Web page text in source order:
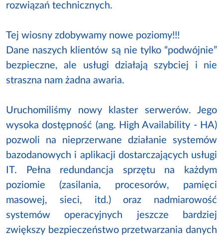
rozwiązań technicznych.
Tej wiosny zdobywamy nowe poziomy!!!
Dane naszych klientów są nie tylko “podwójnie”
bezpieczne, ale usługi działają szybciej i nie
straszna nam żadna awaria.
Uruchomiliśmy nowy klaster serwerów. Jego
wysoka dostępność (ang. High Availability - HA)
pozwoli na nieprzerwane działanie systemów
bazodanowych i aplikacji dostarczających usługi
IT. Pełna redundancja sprzętu na każdym
poziomie (zasilania, procesorów, pamięci
masowej, sieci, itd.) oraz nadmiarowość
systemów operacyjnych jeszcze bardziej
zwiększy bezpieczeństwo przetwarzania danych